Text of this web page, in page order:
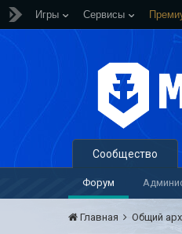
Игры Сервисы
Сообщество
Форум
Главная Общий